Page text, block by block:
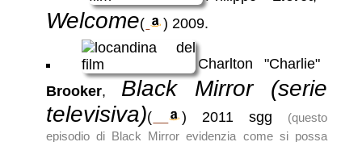
Welcome( ) 2009.
Charlton "Charlie"
Brooker, Black Mirror (serie
televisiva)( )2011 sgg
(questo
episodio di Black Mirror evidenzia come si possa